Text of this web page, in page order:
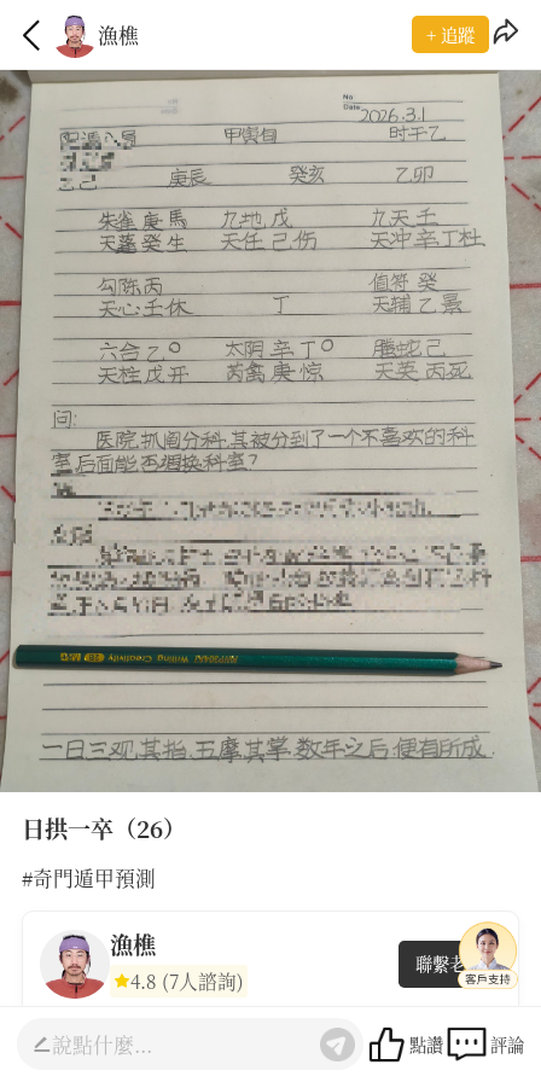
漁樵 + 追蹤
日拱一卒（26）
#奇門遁甲預測
漁樵
4.8 (7人諮詢)
聯繫老師
點讚 評論